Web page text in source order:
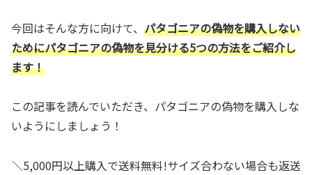
今回はそんな方に向けて、 パタゴニアの偽物を購入しない
ためにパタゴニアの偽物を見分ける5つの方法をご紹介し
ます！
この記事を読んでいただき、パタゴニアの偽物を購入しな
いようにしましょう！
＼5,000円以上購入で送料無料!サイズ合わない場合も返送